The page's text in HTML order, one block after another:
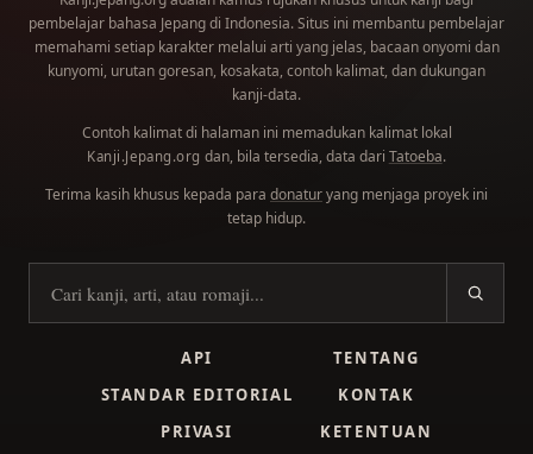
pembelajar bahasa Jepang di Indonesia. Situs ini membantu pembelajar
memahami setiap karakter melalui arti yang jelas, bacaan onyomi dan
kunyomi, urutan goresan, kosakata, contoh kalimat, dan dukungan
kanji-data.
Contoh kalimat di halaman ini memadukan kalimat lokal
Kanji.Jepang.org dan, bila tersedia, data dari Tatoeba.
Terima kasih khusus kepada para donaturyang menjaga proyek ini
tetap hidup.
Cari kanji
API
TENTANG
STANDAR EDITORIAL
KONTAK
PRIVASI
KETENTUAN